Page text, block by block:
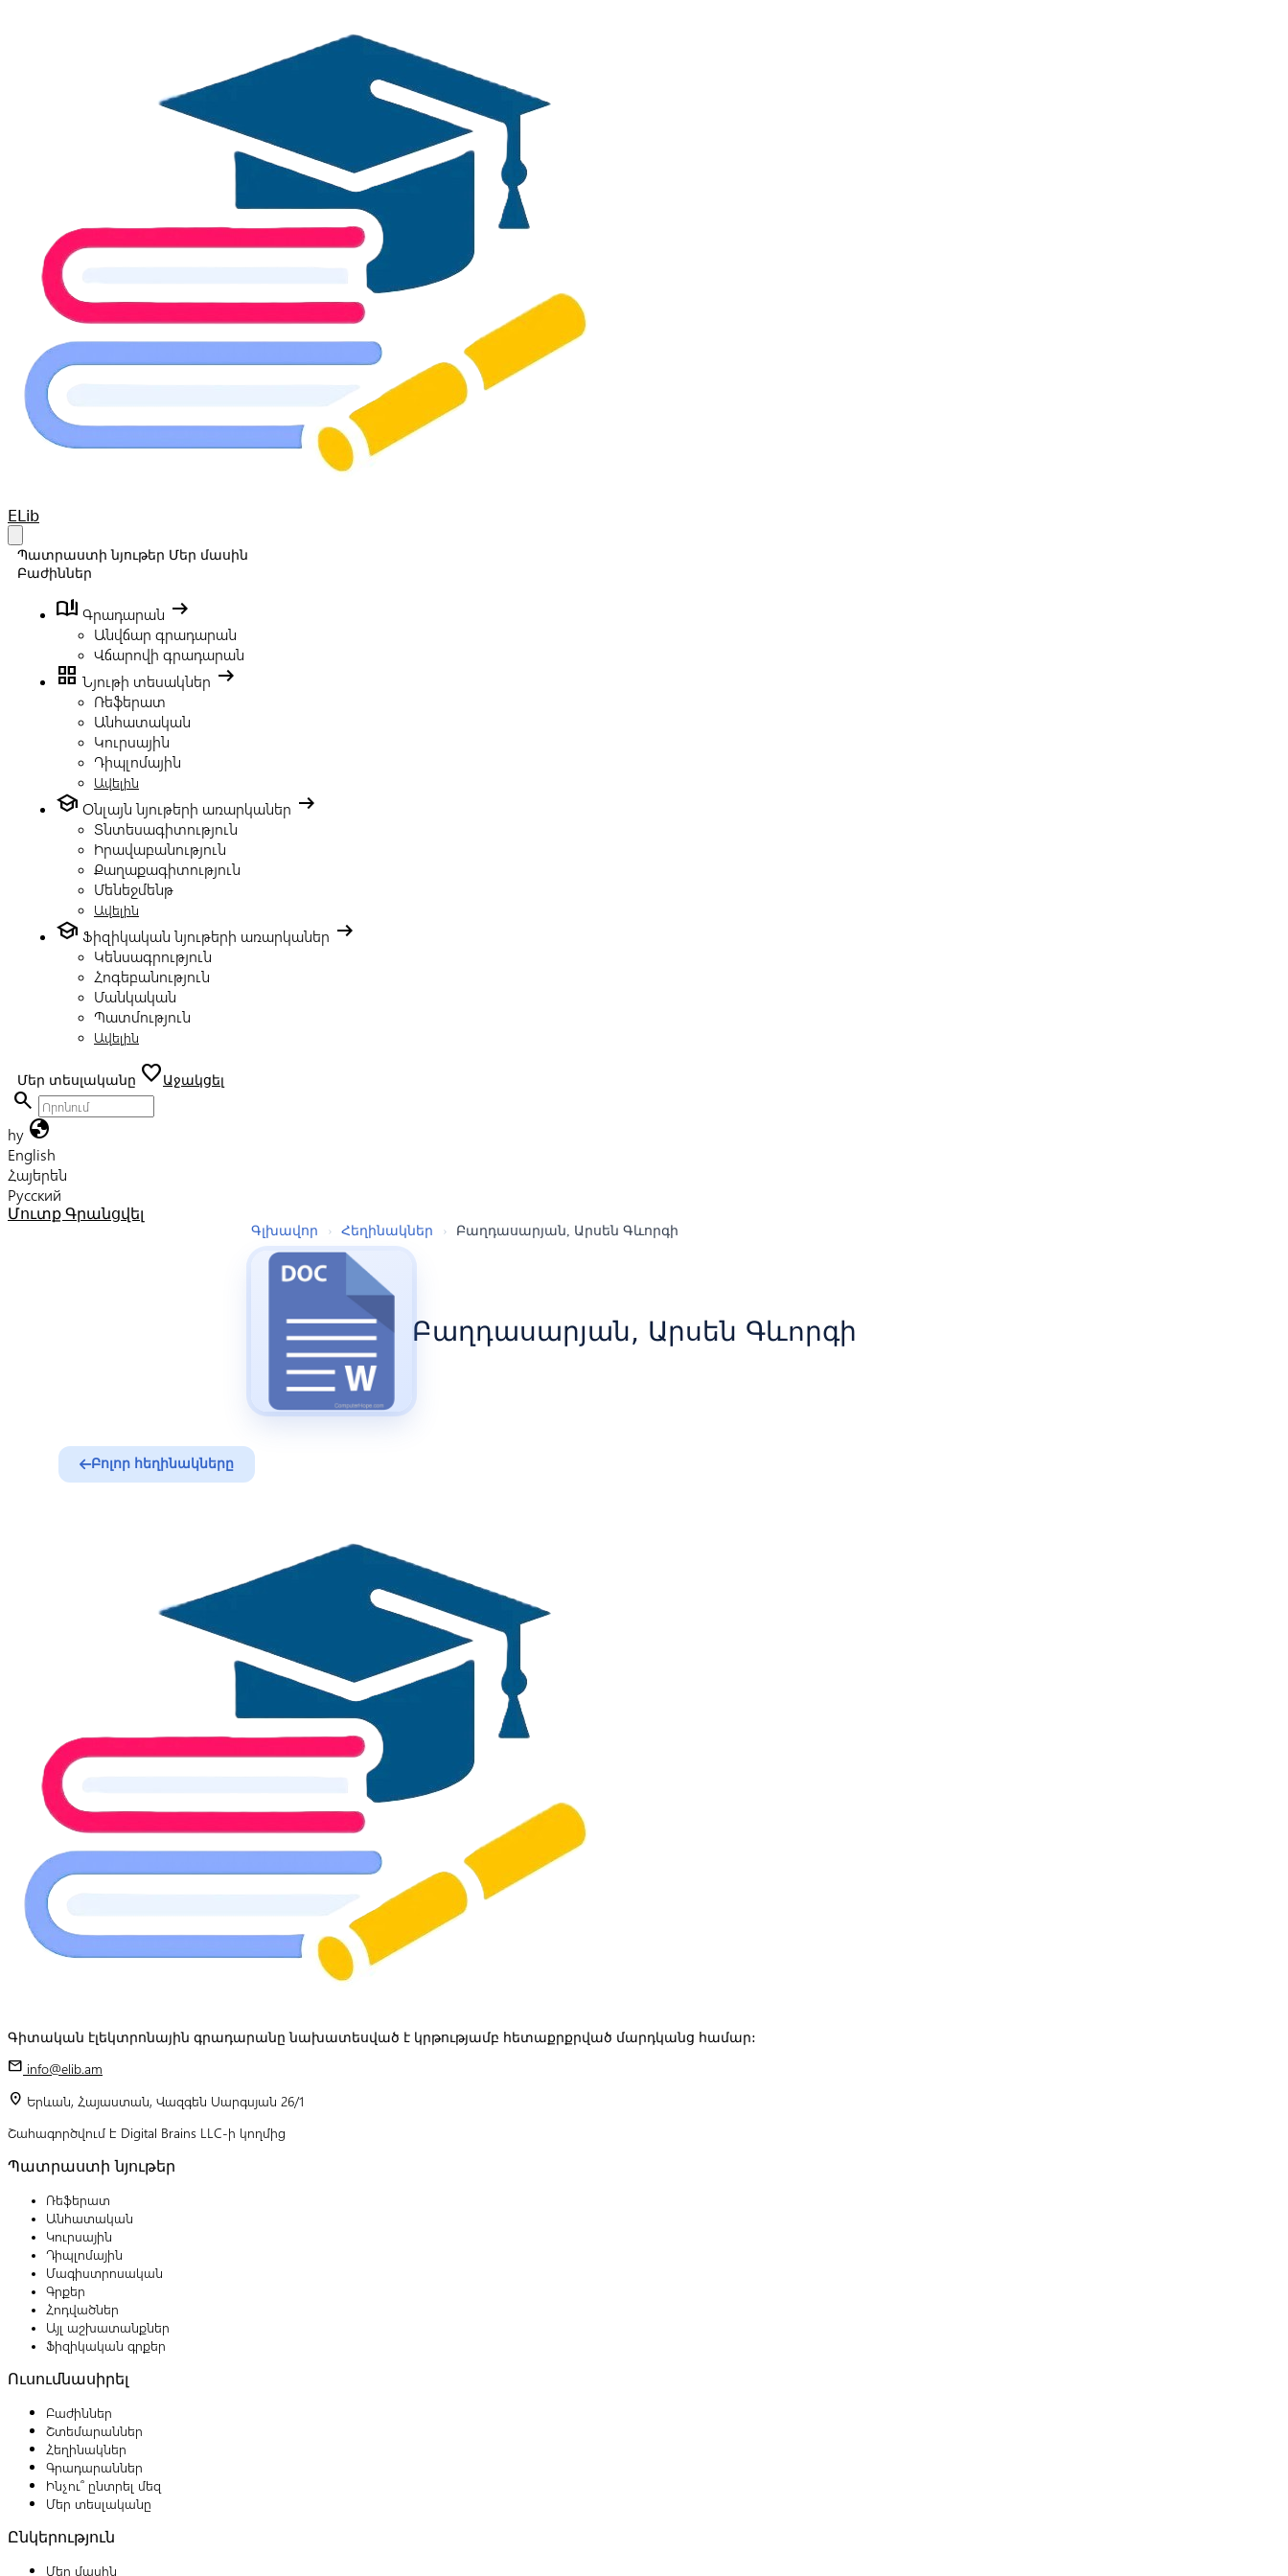
Your Company
ELib
Պատրաստի նյութեր Մեր մասին
Բաժիններ
book_ribbon Գրադարան arrow_right_alt
Անվճար գրադարան
Վճարովի գրադարան
grid_view Նյութի տեսակներ arrow_right_alt
Ռեֆերատ
Անհատական
Կուրսային
Դիպլոմային
Ավելին
school Օնլայն նյութերի առարկաներ arrow_right_alt
Տնտեսագիտություն
Իրավաբանություն
Քաղաքագիտություն
Մենեջմենթ
Ավելին
school Ֆիզիկական նյութերի առարկաներ arrow_right_alt
Կենսագրություն
Հոգեբանություն
Մանկական
Պատմություն
Ավելին
Մեր տեսլականը favoriteԱջակցել
search
hy globe
English
Հայերեն
Русский
Մուտք Գրանցվել
Գլխավոր › Հեղինակներ › Բաղդասարյան, Արսեն Գևորգի
Բաղդասարյան, Արսեն Գևորգի
Բոլոր հեղինակները
Գիտական էլեկտրոնային գրադարանը նախատեսված է կրթությամբ հետաքրքրված մարդկանց համար:
mail info@elib.am
location_on Երևան, Հայաստան, Վազգեն Սարգսյան 26/1
Շահագործվում է Digital Brains LLC-ի կողմից
Պատրաստի նյութեր
Ռեֆերատ
Անհատական
Կուրսային
Դիպլոմային
Մագիստրոսական
Գրքեր
Հոդվածներ
Այլ աշխատանքներ
Ֆիզիկական գրքեր
Ուսումնասիրել
Բաժիններ
Շտեմարաններ
Հեղինակներ
Գրադարաններ
Ինչու՞ ընտրել մեզ
Մեր տեսլականը
Ընկերություն
Մեր մասին